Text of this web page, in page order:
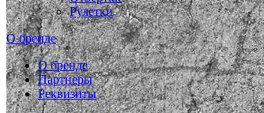
Рулетки
О бренде
О бренде
Партнеры
Реквизиты